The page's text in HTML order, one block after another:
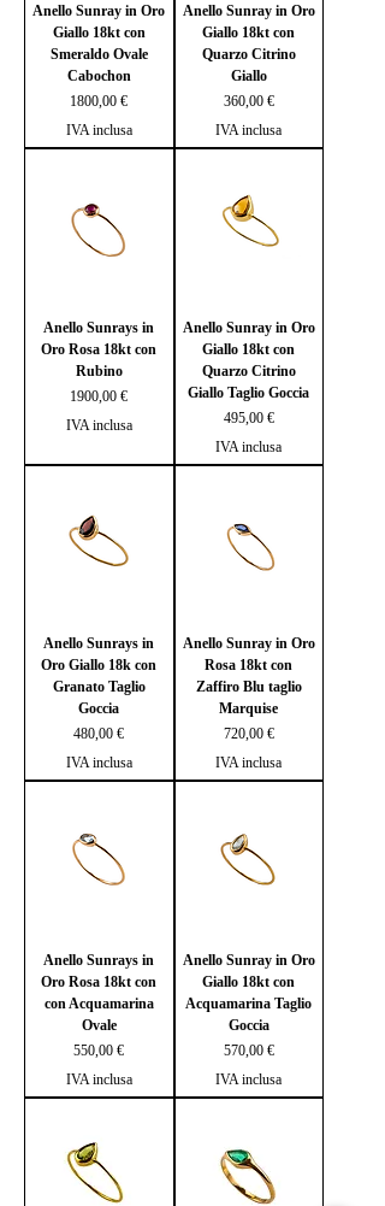
Anello Sunray in Oro
Giallo 18kt con
Smeraldo Ovale
Cabochon
Prezzo
1800,00 €
IVA inclusa
Anello Sunray in Oro
Giallo 18kt con
Quarzo Citrino
Giallo
Prezzo
360,00 €
IVA inclusa
Anello Sunrays in
Oro Rosa 18kt con
Rubino
Prezzo
1900,00 €
IVA inclusa
Anello Sunray in Oro
Giallo 18kt con
Quarzo Citrino
Giallo Taglio Goccia
Prezzo
495,00 €
IVA inclusa
Anello Sunrays in
Oro Giallo 18k con
Granato Taglio
Goccia
Prezzo
480,00 €
IVA inclusa
Anello Sunray in Oro
Rosa 18kt con
Zaffiro Blu taglio
Marquise
Prezzo
720,00 €
IVA inclusa
Anello Sunrays in
Oro Rosa 18kt con
con Acquamarina
Ovale
Prezzo
550,00 €
IVA inclusa
Anello Sunray in Oro
Giallo 18kt con
Acquamarina Taglio
Goccia
Prezzo
570,00 €
IVA inclusa